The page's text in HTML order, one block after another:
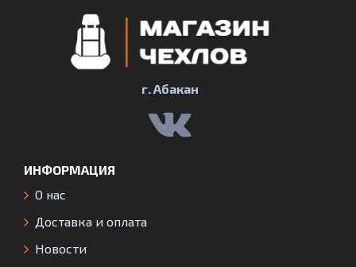
г. Абакан
ИНФОРМАЦИЯ
О нас
Доставка и оплата
Новости